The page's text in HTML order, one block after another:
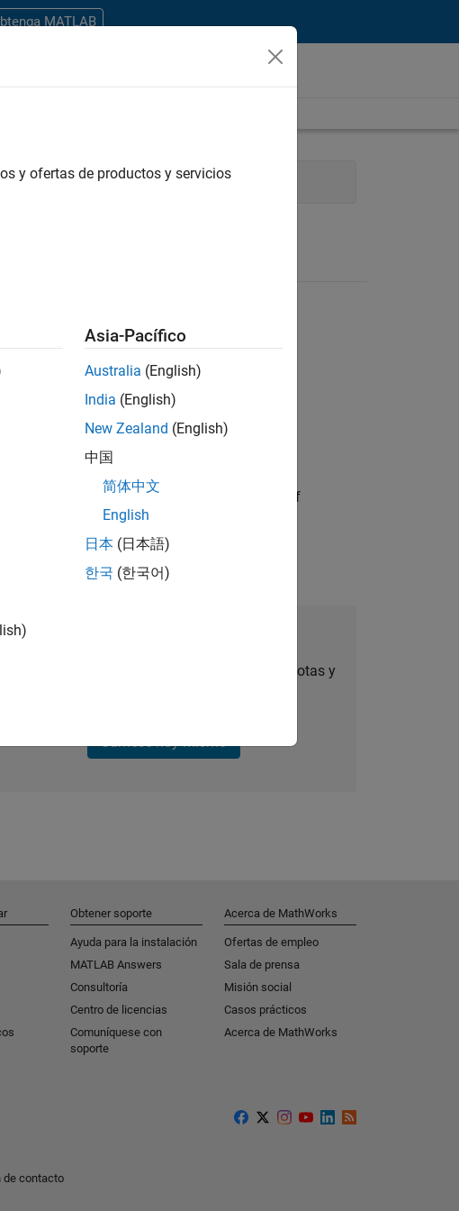
MATLAB
Resources Legal
encontrar todos los empleos en su zona.
this role partners in the design and delivery of
Reciba alertas de empleo personalizadas, anécdotas y
Súmese hoy mismo
y ofertas de productos y servicios
Asia-Pacífico
Australia (English)
India (English)
New Zealand (English)
中国
简体中文
English
日本 (日本語)
한국 (한국어)
Obtener soporte
Ayuda para la instalación
MATLAB Answers
Consultoría
Centro de licencias
Comuníquese con
soporte
Acerca de MathWorks
Ofertas de empleo
Sala de prensa
Misión social
Casos prácticos
Acerca de MathWorks
de contacto